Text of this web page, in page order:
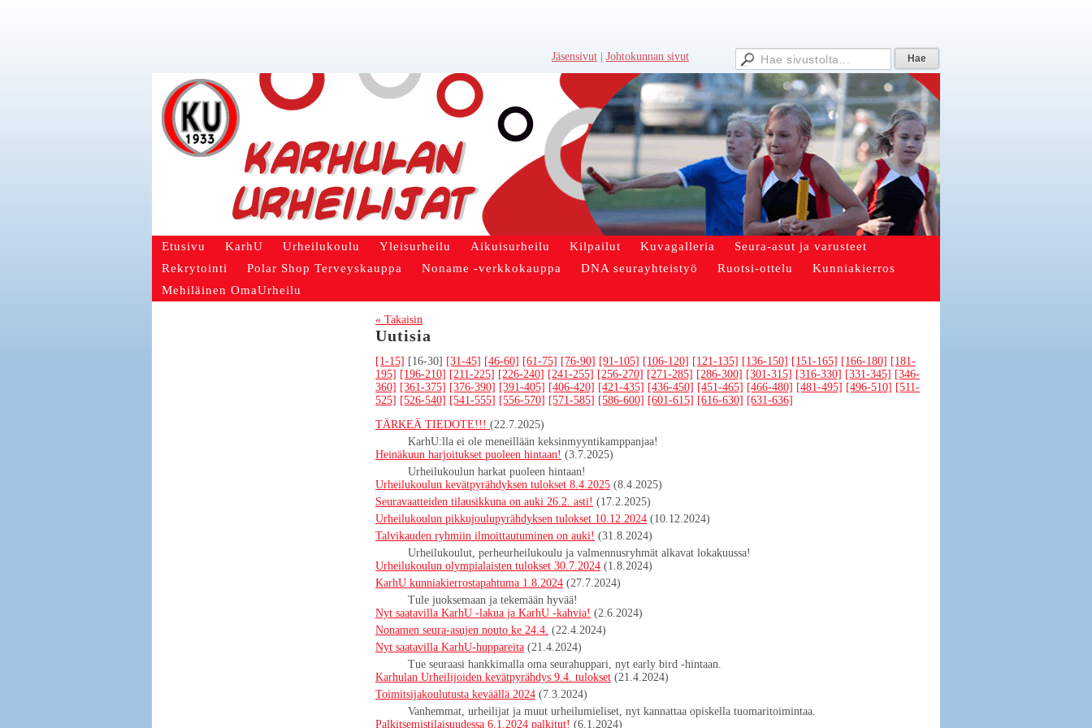
Jäsensivut Johtokunnan sivut
Etusivu KarhU Urheilukoulu Yleisurheilu Aikuisurheilu Kilpailut Kuvagalleria
Seura-asut ja varusteet
Rekrytointi
Polar Shop Terveyskauppa Noname -verkkokauppa DNA seurayhteistyö Ruotsi-ottelu
Kunniakierros
Mehiläinen OmaUrheilu
« Takaisin
Uutisia
[1-15] [16-30] [31-45] [46-60] [61-75] [76-90] [91-105] [106-120] [121-135] [136-150] [151-165] [166-180] [181-
195] [196-210] [211-225] [226-240] [241-255] [256-270] [271-285] [286-300] [301-315] [316-330] [331-345] [346-
360] [361-375] [376-390] [391-405] [406-420] [421-435] [436-450] [451-465] [466-480] [481-495] [496-510] [511-
525] [526-540] [541-555] [556-570] [571-585] [586-600] [601-615] [616-630] [631-636]
TÄRKEÄ TIEDOTE!!! (22.7.2025)
KarhU:lla ei ole meneillään keksinmyyntikamppanjaa!
Heinäkuun harjoitukset puoleen hintaan! (3.7.2025)
Urheilukoulun harkat puoleen hintaan!
Urheilukoulun kevätpyrähdyksen tulokset 8.4.2025 (8.4.2025)
Seuravaatteiden tilausikkuna on auki 26.2. asti! (17.2.2025)
Urheilukoulun pikkujoulupyrähdyksen tulokset 10.12.2024 (10.12.2024)
Talvikauden ryhmiin ilmoittautuminen on auki! (31.8.2024)
Urheilukoulut, perheurheilukoulu ja valmennusryhmät alkavat lokakuussa!
Urheilukoulun olympialaisten tulokset 30.7.2024 (1.8.2024)
KarhU kunniakierrostapahtuma 1.8.2024 (27.7.2024)
Tule juoksemaan ja tekemään hyvää!
Nyt saatavilla KarhU -lakua ja KarhU -kahvia! (2.6.2024)
Nonamen seura-asujen nouto ke 24.4. (22.4.2024)
Nyt saatavilla KarhU-huppareita (21.4.2024)
Tue seuraasi hankkimalla oma seurahuppari, nyt early bird -hintaan.
Karhulan Urheilijoiden kevätpyrähdys 9.4. tulokset (21.4.2024)
Toimitsijakoulutusta keväällä 2024 (7.3.2024)
Vanhemmat, urheilijat ja muut urheilumieliset, nyt kannattaa opiskella tuomaritoimintaa.
Palkitsemistilaisuudessa 6.1.2024 palkitut! (6.1.2024)